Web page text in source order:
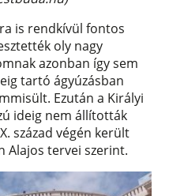
is rendkívül fontos
oly nagy
azonban így sem
tartó ágyúzásban
Ezután a Királyi
ideig nem állították
század végén került
Alajos tervei szerint.